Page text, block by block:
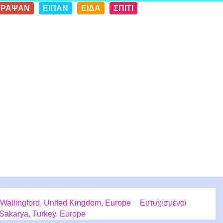
ΕΙΠΑΝ ΕΙΔΑ ΣΠΙΤΙ
Wallingford, United Kingdom, Europe
Ευτυχισμένοι
Turkey, Europe